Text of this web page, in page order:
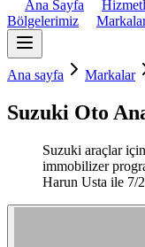
Ana Sayfa
Bölgelerimiz
Ana sayfa Markalar
Suzuki Oto
Suzuki araçlar
immobilizer
Harun Usta ile 7/